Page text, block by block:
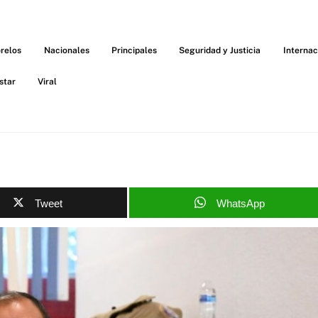
Nacionales Principales Seguridad y Justicia
Viral
Tweet WhatsApp